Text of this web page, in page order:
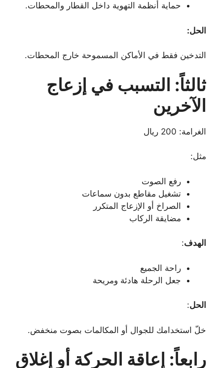
حماية أنظمة التهوية داخل القطار والمحطات.
الحل:
التدخين فقط في الأماكن المسموحة خارج المحطات.
ثالثاً: التسبب في إزعاج
الآخرين
الغرامة: 200 ريال
مثل:
رفع الصوت
تشغيل مقاطع بدون سماعات
الصراخ أو الإزعاج المتكرر
مضايقة الركاب
الهدف:
راحة الجميع
جعل الرحلة هادئة ومريحة
الحل:
خلّ استخدامك للجوال أو المكالمات بصوت منخفض.
رابعاً: إعاقة الحركة أو إغلاق